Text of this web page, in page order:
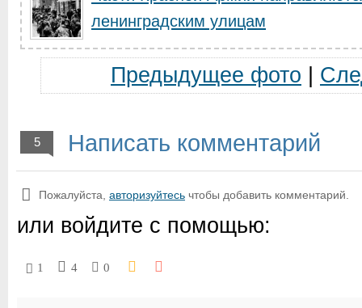
ленинградским улицам
Предыдущее фото
5 Написать комментарий
Пожалуйста, авторизуйтесь чтобы добавить комментарий.
или войдите с помощью:
1 4 0